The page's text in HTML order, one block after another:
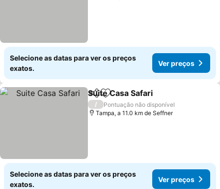
Selecione as datas para ver os preços
exatos.
Ver preços
PartilharAdicionar aos favoritos
Suite Casa Safari
/
Pontuação não disponível
Tampa, a 11.0 km de Seffner
Selecione as datas para ver os preços
exatos.
Ver preços